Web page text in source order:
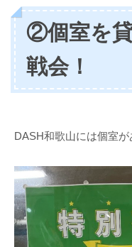
②個室を
戦会！
DASH和歌山には個室が